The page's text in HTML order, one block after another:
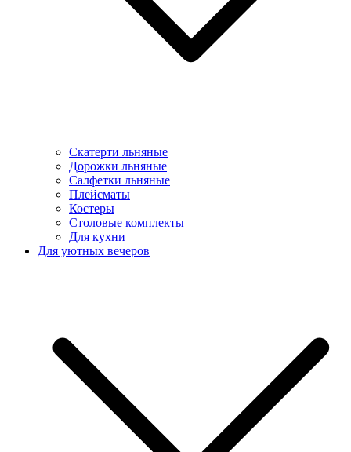
Скатерти льняные
Дорожки льняные
Салфетки льняные
Плейсматы
Костеры
Столовые комплекты
Для кухни
Для уютных вечеров